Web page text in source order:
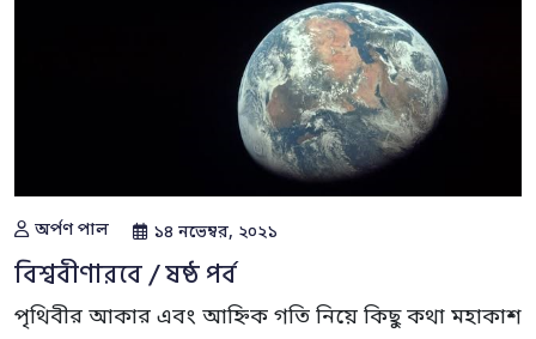
অর্পণ পাল ১৪ নভেম্বর, ২০২১
বিশ্ববীণারবে / ষষ্ঠ পর্ব
পৃথিবীর আকার এবং আহ্নিক গতি নিয়ে কিছু কথা মহাকাশ